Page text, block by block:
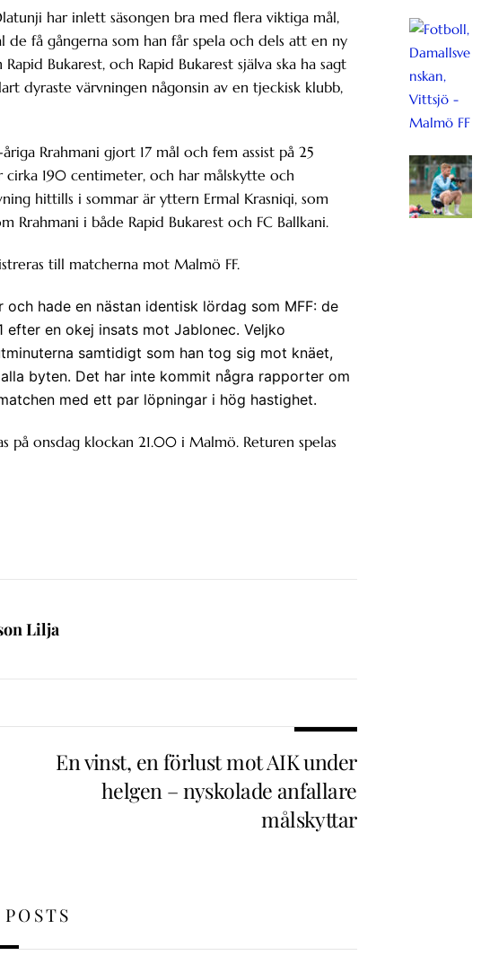
har inlett säsongen bra med flera viktiga mål,
få gångerna som han får spela och dels att en ny
Bukarest, och Rapid Bukarest själva ska ha sagt
dyraste värvningen någonsin av en tjeckisk klubb,
Rrahmani gjort 17 mål och fem assist på 25
cirka 190 centimeter, och har målskytte och
hittills i sommar är yttern Ermal Krasniqi, som
Rrahmani i både Rapid Bukarest och FC Ballkani.
till matcherna mot Malmö FF.
hade en nästan identisk lördag som MFF: de
en okej insats mot Jablonec. Veljko
samtidigt som han tog sig mot knäet,
byten. Det har inte kommit några rapporter om
med ett par löpningar i hög hastighet.
på onsdag klockan 21.00 i Malmö. Returen spelas
Lilja
En vinst, en förlust mot AIK under
helgen – nyskolade anfallare
målskyttar